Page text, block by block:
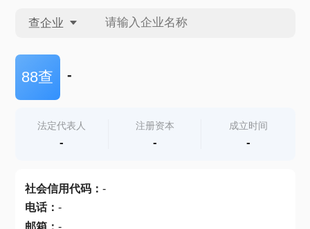
查企业
查企业
查产地
88查 -
法定代表人
-
注册资本
-
成立时间
-
社会信用代码： -
电话： -
邮箱： -